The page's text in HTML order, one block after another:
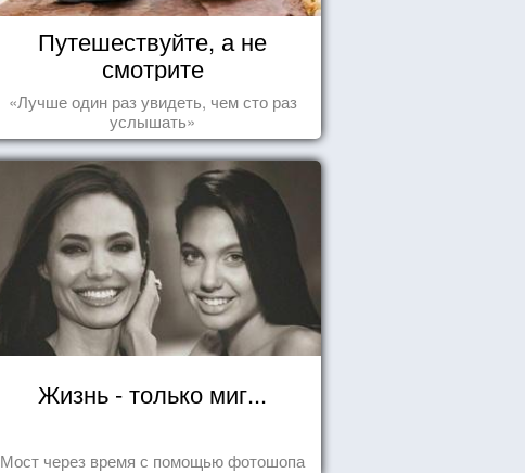
Путешествуйте, а не
смотрите
«Лучше один раз увидеть, чем сто раз
услышать»
Жизнь - только миг...
Мост через время с помощью фотошопа